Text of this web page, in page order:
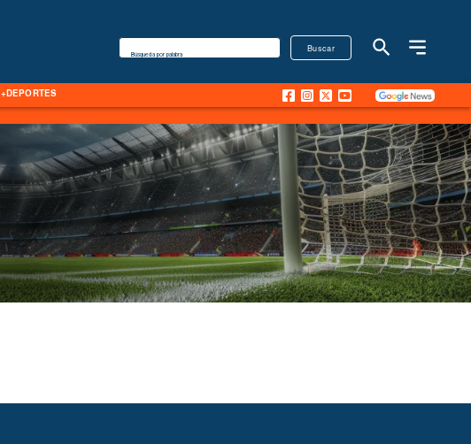
+DEPORTES
Buscar
Búsqueda por palabra